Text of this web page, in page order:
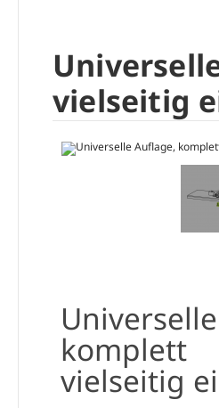
vielseitig
vielseitig